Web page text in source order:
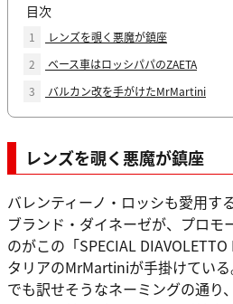
目次
1
レンズを覗く悪魔が鎮座
2
ベース車はロッシパパのZAETA
3
バルカン改を手がけたMrMartini
レンズを覗く悪魔が鎮座
バレンティーノ・ロッシも愛用す
ブランド・ダイネーゼが、プロモ
のがこの「SPECIAL DIAVOLETTO
タリアのMrMartiniが手掛けてい
でも訳せそうなネーミングの通り